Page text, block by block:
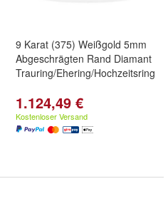
9 Karat (375) Weißgold 5mm
Abgeschrägten Rand Diamant
Trauring/Ehering/Hochzeitsring
1.124,49 €
Kostenloser Versand